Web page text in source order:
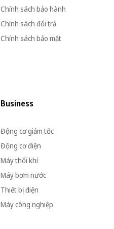
Chính sách bảo hành
Chính sách đổi trả
Chính sách bảo mật
Business
Động cơ giảm tốc
Động cơ điện
Máy thổi khí
Máy bơm nước
Thiết bị điện
Máy công nghiệp